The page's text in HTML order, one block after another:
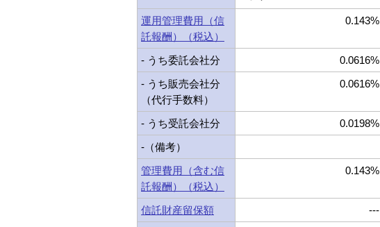
運用管理費用（信
託報酬）（税込）
0.143%
- うち委託会社分
0.0616%
- うち販売会社分
（代行手数料）
0.0616%
- うち受託会社分
0.0198%
-（備考）
管理費用（含む信
託報酬）（税込）
0.143%
信託財産留保額
---